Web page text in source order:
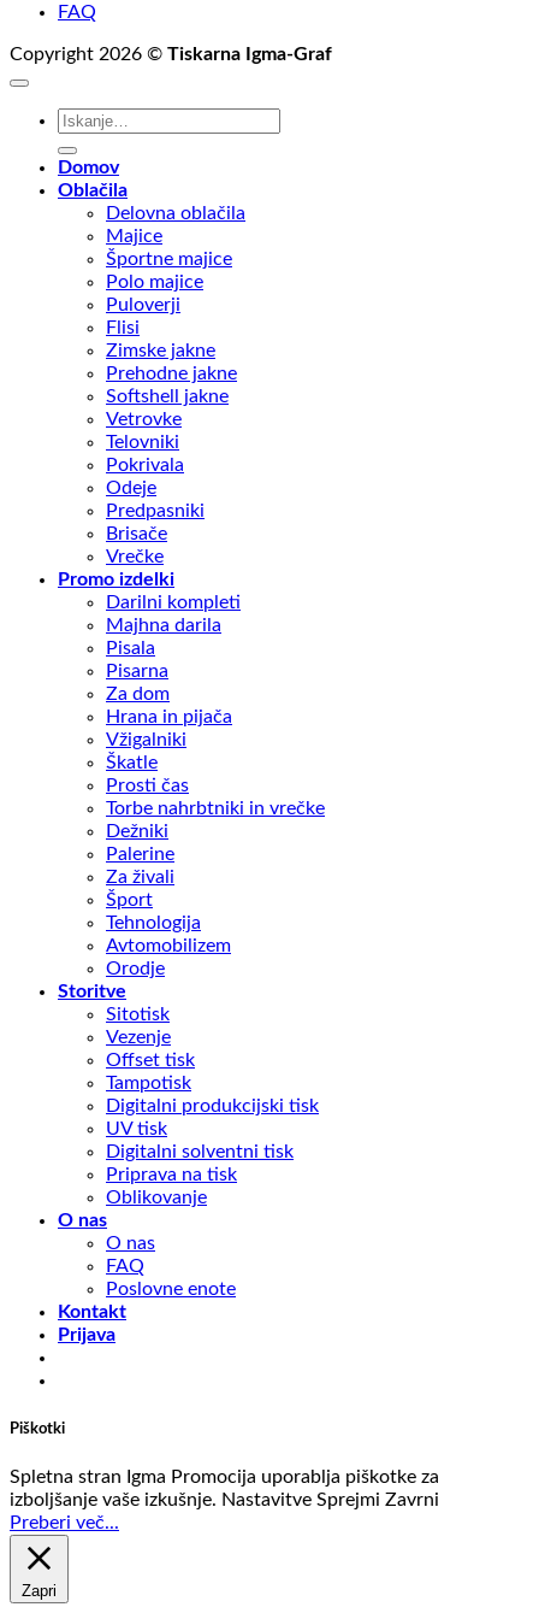
FAQ
Copyright 2026 © Tiskarna Igma-Graf
Išči:
Domov
Oblačila
Delovna oblačila
Majice
Športne majice
Polo majice
Puloverji
Flisi
Zimske jakne
Prehodne jakne
Softshell jakne
Vetrovke
Telovniki
Pokrivala
Odeje
Predpasniki
Brisače
Vrečke
Promo izdelki
Darilni kompleti
Majhna darila
Pisala
Pisarna
Za dom
Hrana in pijača
Vžigalniki
Škatle
Prosti čas
Torbe nahrbtniki in vrečke
Dežniki
Palerine
Za živali
Šport
Tehnologija
Avtomobilizem
Orodje
Storitve
Sitotisk
Vezenje
Offset tisk
Tampotisk
Digitalni produkcijski tisk
UV tisk
Digitalni solventni tisk
Priprava na tisk
Oblikovanje
O nas
O nas
FAQ
Poslovne enote
Kontakt
Prijava
Piškotki
Spletna stran Igma Promocija uporablja piškotke za
izboljšanje vaše izkušnje. Nastavitve Sprejmi Zavrni
Preberi več...
Zapri